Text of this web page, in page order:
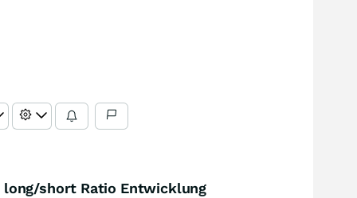
long/short Ratio Entwicklung